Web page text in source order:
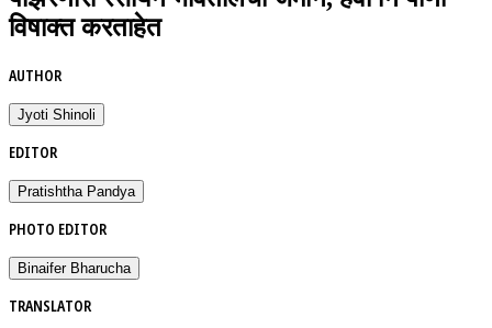
विषाक्त करताहेत
AUTHOR
Jyoti Shinoli
EDITOR
Pratishtha Pandya
PHOTO EDITOR
Binaifer Bharucha
TRANSLATOR